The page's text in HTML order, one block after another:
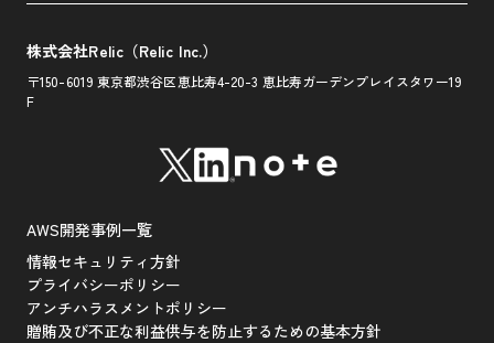
株式会社Relic（Relic Inc.）
〒150-6019 東京都渋谷区恵比寿4-20-3 恵比寿ガーデンプレイスタワー19
F
AWS開発事例一覧
情報セキュリティ方針
プライバシーポリシー
アンチハラスメントポリシー
贈賄及び不正な利益供与を防止するための基本方針